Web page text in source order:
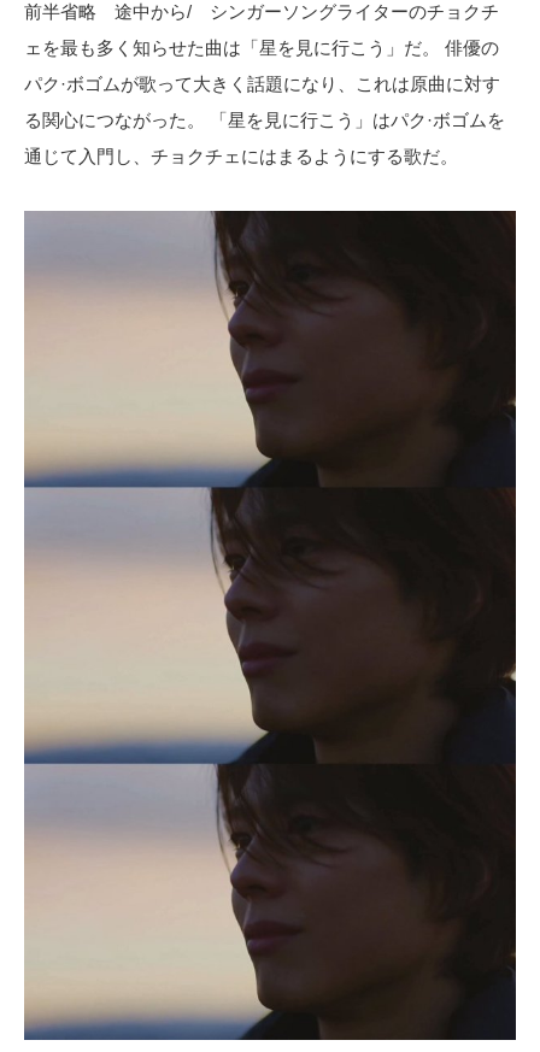
前半省略 途中から/ シンガーソングライターのチョクチ
ェを最も多く知らせた曲は「星を見に行こう」だ。 俳優の
パク·ボゴムが歌って大きく話題になり、これは原曲に対す
る関心につながった。 「星を見に行こう」はパク·ボゴムを
通じて入門し、チョクチェにはまるようにする歌だ。